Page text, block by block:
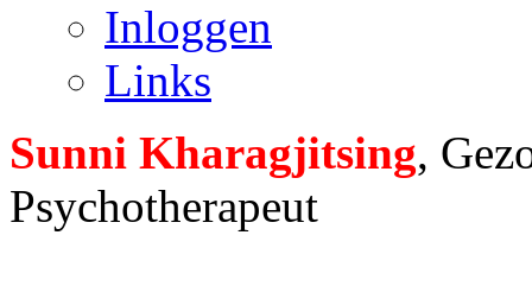
Inloggen
Links
Sunni Kharagjitsing,
Psychotherapeut